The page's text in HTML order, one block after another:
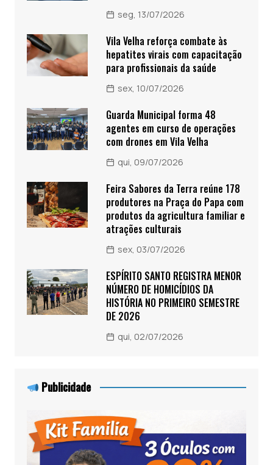
seg, 13/07/2026
Vila Velha reforça combate às
hepatites virais com capacitação
para profissionais da saúde
sex, 10/07/2026
Guarda Municipal forma 48
agentes em curso de operações
com drones em Vila Velha
qui, 09/07/2026
Feira Sabores da Terra reúne 178
produtores na Praça do Papa com
produtos da agricultura familiar e
atrações culturais
sex, 03/07/2026
ESPÍRITO SANTO REGISTRA MENOR
NÚMERO DE HOMICÍDIOS DA
HISTÓRIA NO PRIMEIRO SEMESTRE
DE 2026
qui, 02/07/2026
Publicidade